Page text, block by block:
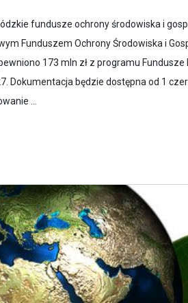
fundusze ochrony środowiska i
Funduszem Ochrony Środowiska i
173 mln zł z programu
Dokumentacja będzie dostępna od 1
...